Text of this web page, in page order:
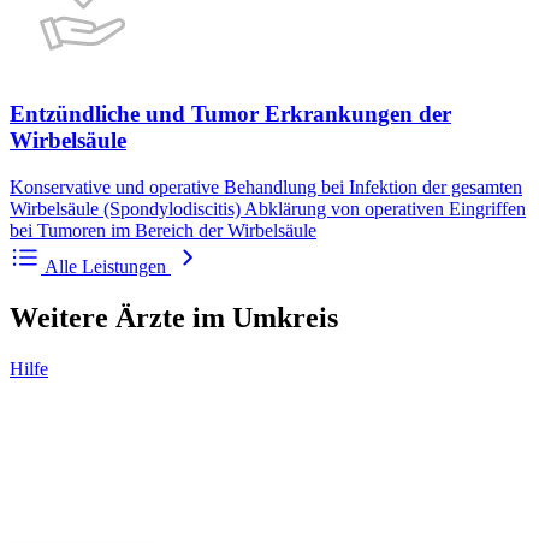
Entzündliche und Tumor Erkrankungen der
Wirbelsäule
Konservative und operative Behandlung bei Infektion der gesamten
Wirbelsäule (Spondylodiscitis) Abklärung von operativen Eingriffen
bei Tumoren im Bereich der Wirbelsäule
Alle Leistungen
Weitere Ärzte im Umkreis
Hilfe